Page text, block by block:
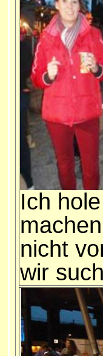
Ich
nicht
wir